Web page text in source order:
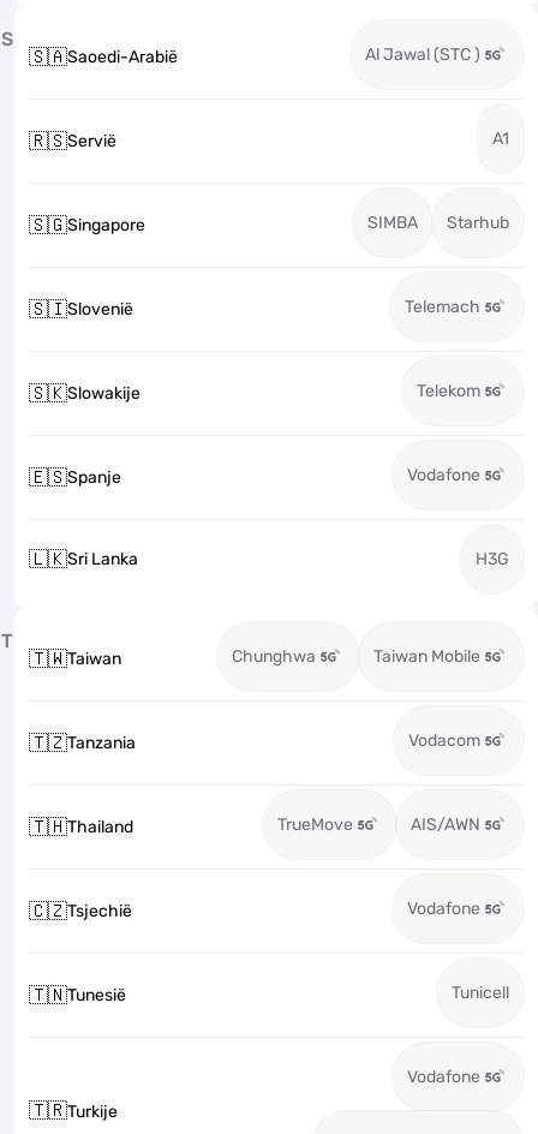
S
🇸🇦Saoedi-Arabië Al Jawal (STC )
🇷🇸Servië A1
🇸🇬Singapore SIMBA Starhub
🇸🇮Slovenië Telemach
🇸🇰Slowakije Telekom
🇪🇸Spanje Vodafone
🇱🇰Sri Lanka H3G
T
🇹🇼Taiwan Chunghwa Taiwan Mobile
🇹🇿Tanzania Vodacom
🇹🇭Thailand TrueMove AIS/AWN
🇨🇿Tsjechië Vodafone
🇹🇳Tunesië Tunicell
🇹🇷Turkije
Vodafone